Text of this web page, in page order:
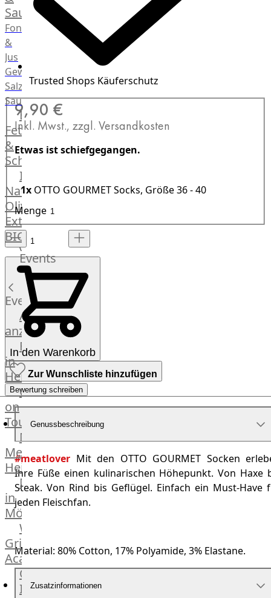
Saucen
Fonds
&
Jus
Gewürze
Salz
Saucen
Butter,
Fett
&
Schmalz
ItalianBar
Natives
Olivenöl
Extra
BIO
Veggie
Hardware
Küchenhelfer
Grillgeräte
Beefer®
Gasgrills
Big
Green
Egg
Grill
Nesmuk
Berkel
Dry
Aging
Schrank
Bücher
Poster
Events
Events
Alle
anzeigen
Fleischkompetenz
in
Heinsberg
OTTO
on
Tour
Männer
Metzger
Heinsberg
Markthalle
in
Mönchengladbach
Weber®
Grill
Academy
OTTO@Home
Individuelle
Trusted Shops Käuferschutz
9,90 €
Inkl. Mwst., zzgl. Versandkosten
Etwas ist schiefgegangen.
1x OTTO GOURMET Socks, Größe 36 - 40
Menge
In den Warenkorb
Zur Wunschliste hinzufügen
Bewertung schreiben
Genussbeschreibung
#meatlover Mit den OTTO GOURMET Socken
Ihre Füße einen kulinarischen Höhepunkt. Von Haxe
Steak. Von Rind bis Geflügel. Einfach ein Must-Have
jeden Fleischfan.
Material: 80% Cotton, 17% Polyamide, 3% Elastane.
Zusatzinformationen